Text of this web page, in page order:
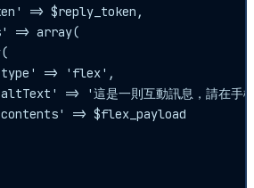
=> $reply_token,
=> array(
=> 'flex',
=> '這是一則互動訊息，請在手
=> $flex_payload